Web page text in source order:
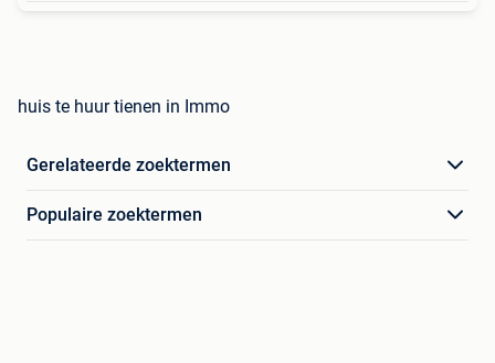
huis te huur tienen in Immo
Gerelateerde zoektermen
Populaire zoektermen